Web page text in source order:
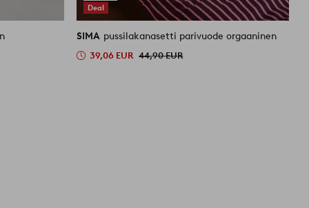
Deal
SIMA pussilakanasetti parivuode orgaaninen
39,06 EUR 44,90 EUR